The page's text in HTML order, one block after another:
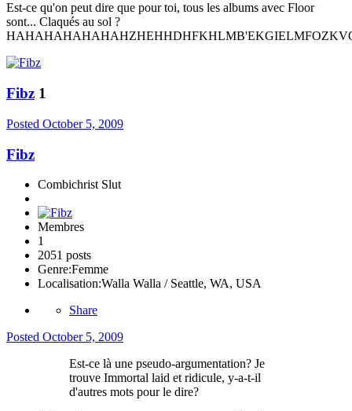
Est-ce qu'on peut dire que pour toi, tous les albums avec Floor
sont... Claqués au sol ?
Fibz 1
Posted October 5, 2009
Fibz
Combichrist Slut
Membres
1
2051 posts
Genre:Femme
Localisation:Walla Walla / Seattle, WA, USA
Share
Posted October 5, 2009
Est-ce là une pseudo-argumentation? Je
trouve Immortal laid et ridicule, y-a-t-il
d'autres mots pour le dire?